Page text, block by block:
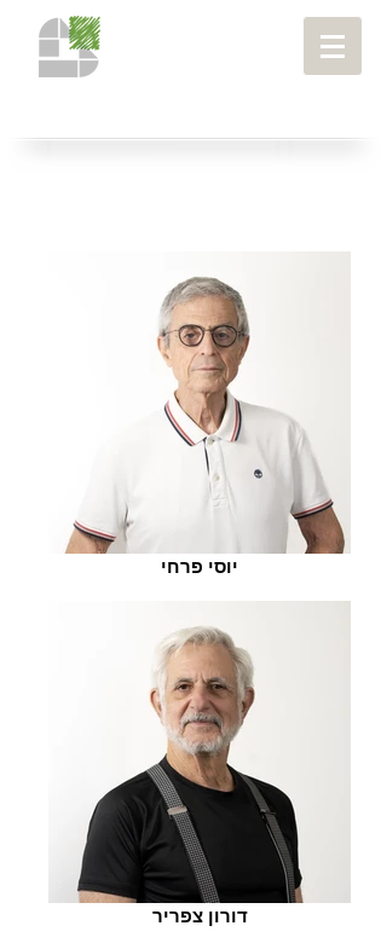
יוסי פרחי
דורון צפריר